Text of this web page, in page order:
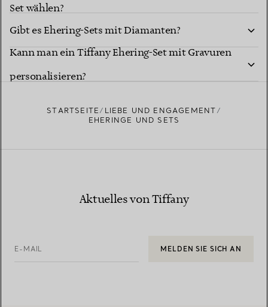
Set wählen?
Gibt es Ehering-Sets mit Diamanten?
Kann man ein Tiffany Ehering-Set mit Gravuren
personalisieren?
STARTSEITE
LIEBE UND ENGAGEMENT
EHERINGE UND SETS
Aktuelles von Tiffany
E-MAIL MELDEN SIE SICH AN